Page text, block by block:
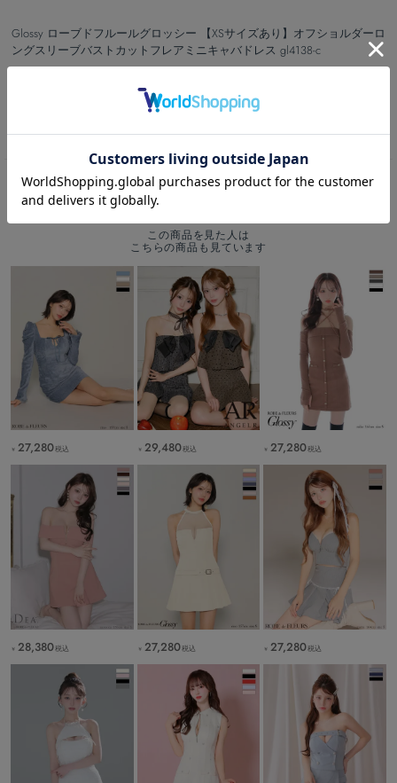
Glossy ローブドフルールグロッシー 【XSサイズあり】オフショルダーロ
ングスリーブバストカットフレアミニキャバドレス gl4138-c
カートボタンへ
RECOMMEND
この商品を見た人は
こちらの商品も見ています
￥ 27,280税込 ￥ 29,480税込 ￥ 27,280税込
￥ 28,380税込 ￥ 27,280税込 ￥ 27,280税込